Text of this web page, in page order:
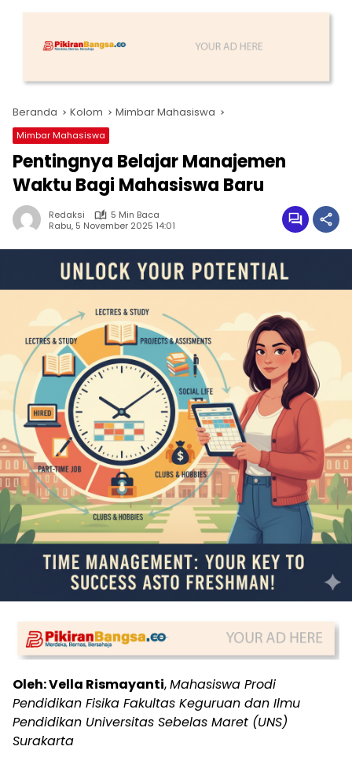
Beranda Kolom Mimbar Mahasiswa
Mimbar Mahasiswa
Pentingnya Belajar Manajemen
Waktu Bagi Mahasiswa Baru
Redaksi
5 Min Baca
Rabu, 5 November 2025 14:01
Oleh: Vella Rismayanti,Mahasiswa Prodi
Pendidikan Fisika Fakultas Keguruan dan Ilmu
Pendidikan Universitas Sebelas Maret (UNS)
Surakarta